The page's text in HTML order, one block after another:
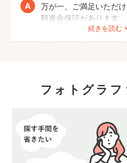
め、可愛い写真がスム
ります。
続きを読む
万が一、ご満足いただ
額返金保証があります。
フォトグラフ